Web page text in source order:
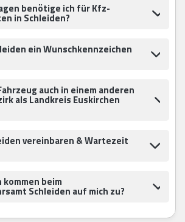
benötige ich für Kfz-
in Schleiden?
ein Wunschkennzeichen
auch in einem anderen
als Landkreis Euskirchen
vereinbaren & Wartezeit
beim
Schleiden auf mich zu?